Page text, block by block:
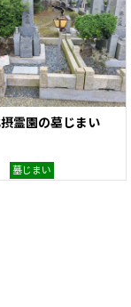
霊園の墓じまい
墓じまい